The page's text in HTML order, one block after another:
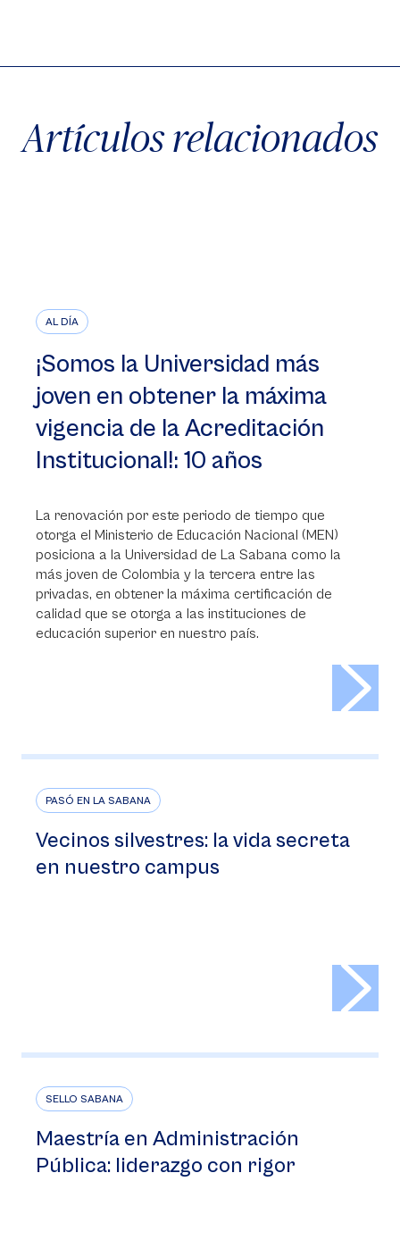
Artículos relacionados
AL DÍA
¡Somos la Universidad más
joven en obtener la máxima
vigencia de la Acreditación
Institucional!: 10 años
La renovación por este periodo de tiempo que
otorga el Ministerio de Educación Nacional (MEN)
posiciona a la Universidad de La Sabana como la
más joven de Colombia y la tercera entre las
privadas, en obtener la máxima certificación de
calidad que se otorga a las instituciones de
educación superior en nuestro país.
PASÓ EN LA SABANA
Vecinos silvestres: la vida secreta
en nuestro campus
SELLO SABANA
Maestría en Administración
Pública: liderazgo con rigor